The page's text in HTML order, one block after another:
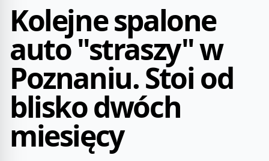
Kolejne spalone
auto "straszy" w
Poznaniu. Stoi od
blisko dwóch
miesięcy